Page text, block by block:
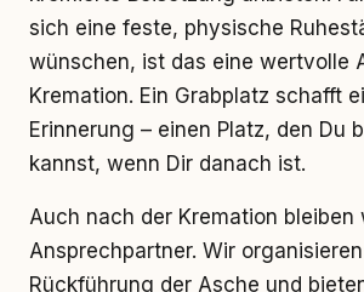
sich eine feste, physische
wünschen, ist das eine wertvolle
Kremation. Ein Grabplatz schafft
Erinnerung – einen Platz, den Du
kannst, wenn Dir danach ist.
Auch nach der Kremation bleiben
Ansprechpartner. Wir
Rückführung der Asche und